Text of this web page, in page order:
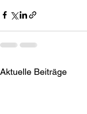
Aktuelle Beiträge